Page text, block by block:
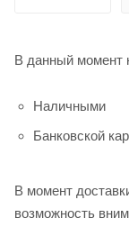
В данный момент
Наличными
Банковской
В момент
возможность